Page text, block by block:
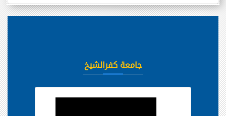
جامعة كفرالشيخ